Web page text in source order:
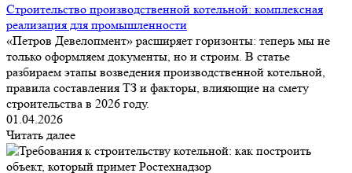
Строительство производственной котельной: комплексная
реализация для промышленности
«Петров Девелопмент» расширяет горизонты: теперь мы не
только оформляем документы, но и строим. В статье
разбираем этапы возведения производственной котельной,
правила составления ТЗ и факторы, влияющие на смету
строительства в 2026 году.
01.04.2026
Читать далее